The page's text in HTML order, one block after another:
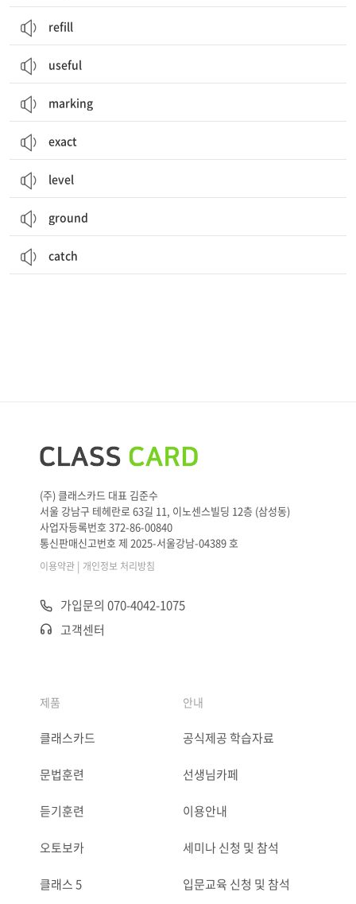
refill
useful
marking
exact
level
ground
catch
(주) 클래스카드 대표 김준수
서울 강남구 테헤란로 63길 11, 이노센스빌딩 12층 (삼성동)
사업자등록번호 372-86-00840
통신판매신고번호 제 2025-서울강남-04389 호
이용약관 | 개인정보 처리방침
가입문의 070-4042-1075
고객센터
제품
클래스카드
문법훈련
듣기훈련
오토보카
클래스 5
안내
공식제공 학습자료
선생님카페
이용안내
세미나 신청 및 참석
입문교육 신청 및 참석